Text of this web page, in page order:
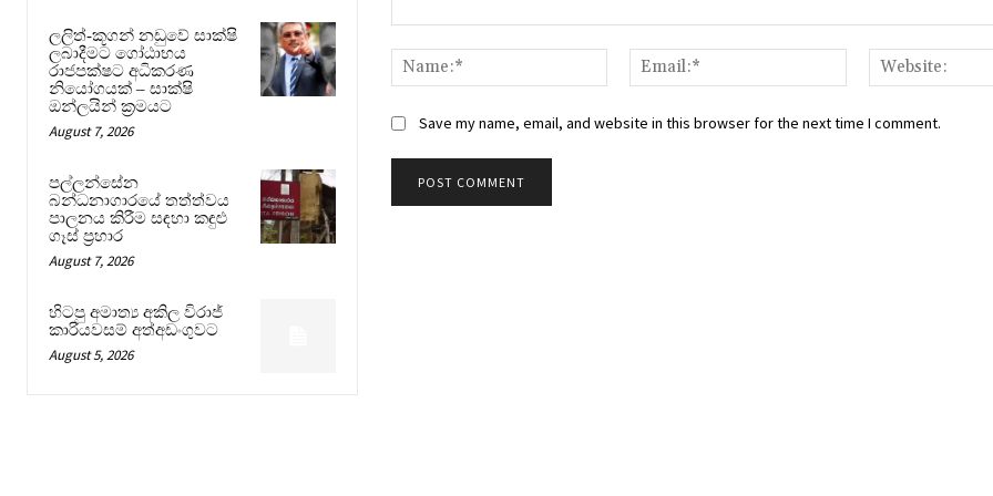
ලලිත්-කූගන් නඩුවේ සාක්ෂි
ලබාදීමට ගෝඨාභය
රාජපක්ෂට අධිකරණ
නියෝගයක් – සාක්ෂි
ඔන්ලයින් ක්‍රමයට
August 7, 2026
පල්ලන්සේන
බන්ධනාගාරයේ තත්ත්වය
පාලනය කිරීම සඳහා කඳුළු
ගෑස් ප්‍රහාර
August 7, 2026
හිටපු අමාත්‍ය අකිල විරාජ්
කාරියවසම් අත්අඩංගුවට
August 5, 2026
Name:*
Email:*
Save my name, email, and website in this browser for the next time I comment.